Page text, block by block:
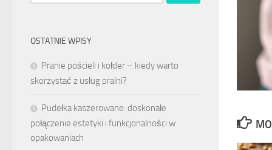
OSTATNIE WPISY
Pranie pościeli i kołder – kiedy warto
skorzystać z usług pralni?
Pudełka kaszerowane: doskonałe
połączenie estetyki i funkcjonalności w
opakowaniach